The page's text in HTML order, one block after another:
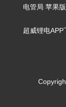
电管局 苹果
超威锂电APP